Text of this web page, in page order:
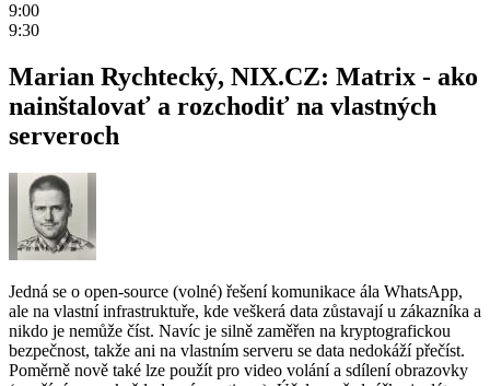
9:00
9:30
Marian Rychtecký, NIX.CZ: Matrix - ako
nainštalovať a rozchodiť na vlastných
serveroch
Jedná se o open-source (volné) řešení komunikace ála WhatsApp,
ale na vlastní infrastruktuře, kde veškerá data zůstavají u zákazníka a
nikdo je nemůže číst. Navíc je silně zaměřen na kryptografickou
bezpečnost, takže ani na vlastním serveru se data nedokáží přečíst.
Poměrně nově také lze použít pro video volání a sdílení obrazovky